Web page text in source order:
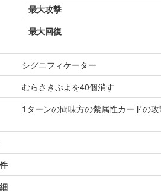
最大攻撃
最大回復
シグニフィケーター
むらさきぷよを40個消す
1ターンの間味方の紫属性カードの